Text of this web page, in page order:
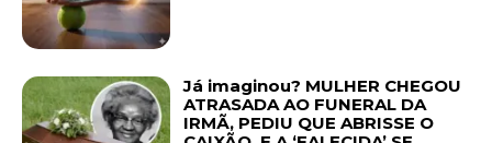
Já imaginou? MULHER CHEGOU
ATRASADA AO FUNERAL DA
IRMÃ, PEDIU QUE ABRISSE O